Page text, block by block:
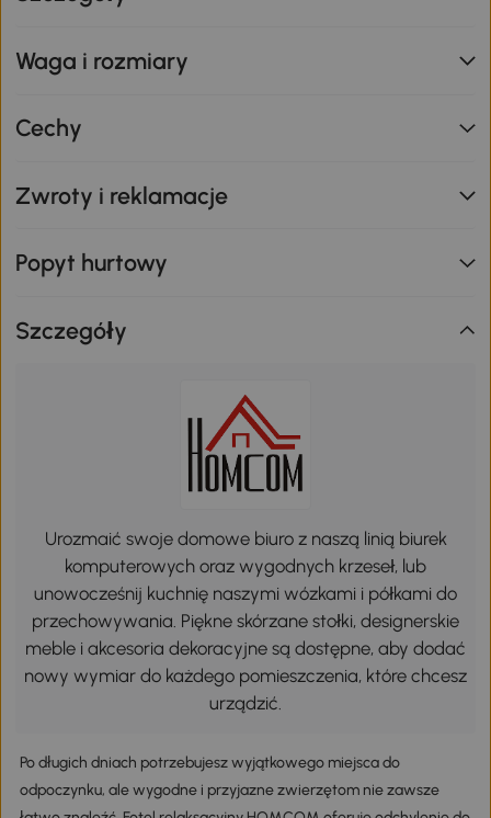
Waga i rozmiary
Cechy
Zwroty i reklamacje
Popyt hurtowy
Szczegóły
Urozmaić swoje domowe biuro z naszą linią biurek
komputerowych oraz wygodnych krzeseł, lub
unowocześnij kuchnię naszymi wózkami i półkami do
przechowywania. Piękne skórzane stołki, designerskie
meble i akcesoria dekoracyjne są dostępne, aby dodać
nowy wymiar do każdego pomieszczenia, które chcesz
urządzić.
Po długich dniach potrzebujesz wyjątkowego miejsca do
odpoczynku, ale wygodne i przyjazne zwierzętom nie zawsze